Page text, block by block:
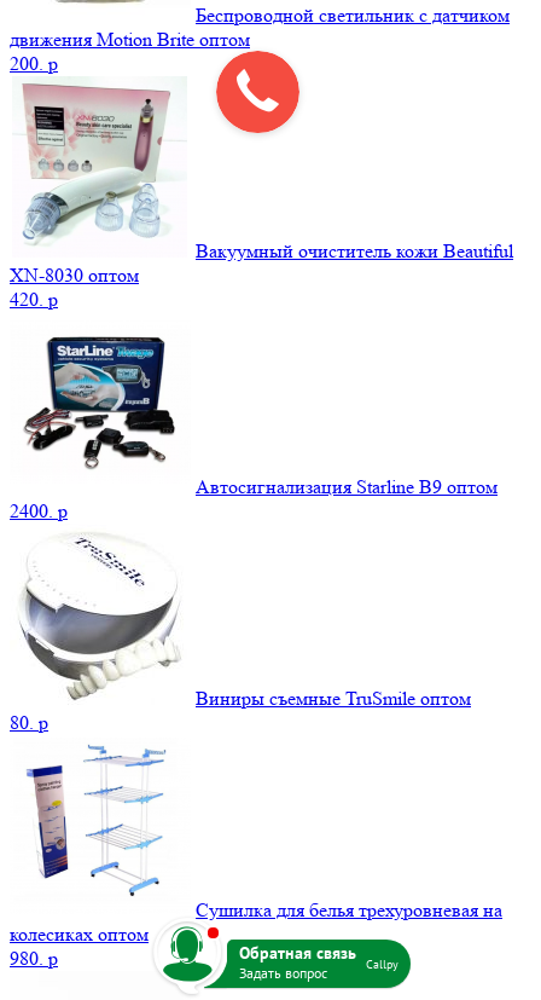
Беспроводной светильник с датчиком
движения Motion Brite оптом
200. p
Вакуумный очиститель кожи Beautiful
XN-8030 оптом
420. p
Автосигнализация Starline B9 оптом
2400. p
Виниры съемные TruSmile оптом
80. p
Сушилка для белья трехуровневая на
колесиках оптом
980. p Callpy
b